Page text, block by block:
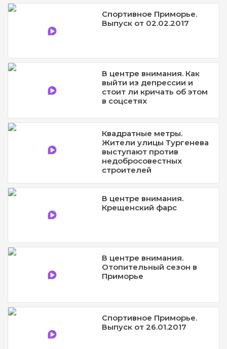
Спортивное Приморье.
Выпуск от 02.02.2017
В центре внимания. Как
выйти из депрессии и
стоит ли кричать об этом
в соцсетях
Квадратные метры.
Жители улицы Тургенева
выступают против
недобросовестных
строителей
В центре внимания.
Крещенский фарс
В центре внимания.
Отопительный сезон в
Приморье
Спортивное Приморье.
Выпуск от 26.01.2017